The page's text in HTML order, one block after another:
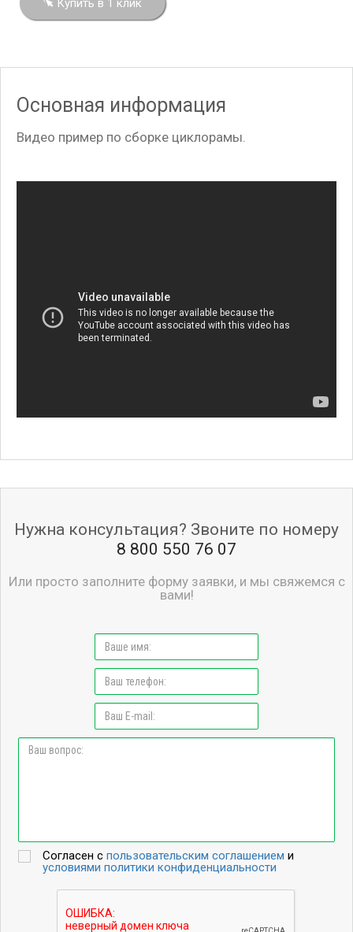
Купить в 1 клик
Основная информация
Видео пример по сборке циклорамы.
Нужна консультация? Звоните по номеру
8 800 550 76 07
Или просто заполните форму заявки, и мы свяжемся с
вами!
Согласен спользовательским соглашением и
условиями политики конфиденциальности